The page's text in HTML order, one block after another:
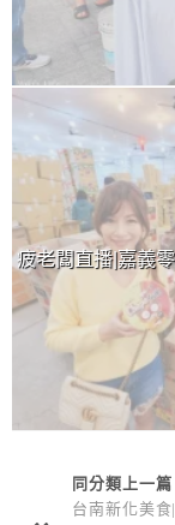
疲老闆直播|嘉義
同分類上一篇
台南新化美